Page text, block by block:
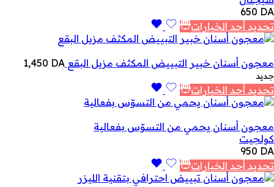
650 DA
تحديد أحد الخيارات
معجون أسنان خبير التبييض المكثف مزيل البقع 1,450 DA
جديد
تحديد أحد الخيارات
معجون أسنان يحمي من التسوّس بفعالية
كولجيت
950 DA
تحديد أحد الخيارات